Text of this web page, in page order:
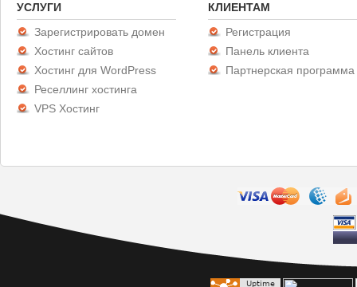
УСЛУГИ
Зарегистрировать домен
Хостинг сайтов
Хостинг для WordPress
Реселлинг хостинга
VPS Хостинг
КЛИЕНТАМ
Регистрация
Панель клиента
Партнерская программа